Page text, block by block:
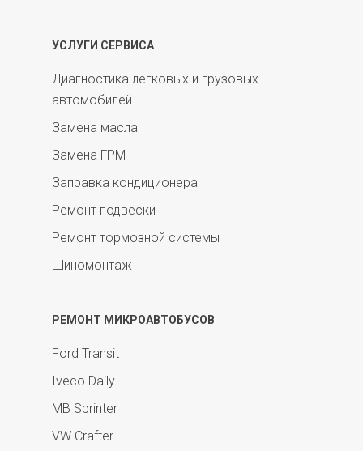
УСЛУГИ СЕРВИСА
Диагностика легковых и грузовых
автомобилей
Замена масла
Замена ГРМ
Заправка кондиционера
Ремонт подвески
Ремонт тормозной системы
Шиномонтаж
РЕМОНТ МИКРОАВТОБУСОВ
Ford Transit
Iveco Daily
MB Sprinter
VW Crafter